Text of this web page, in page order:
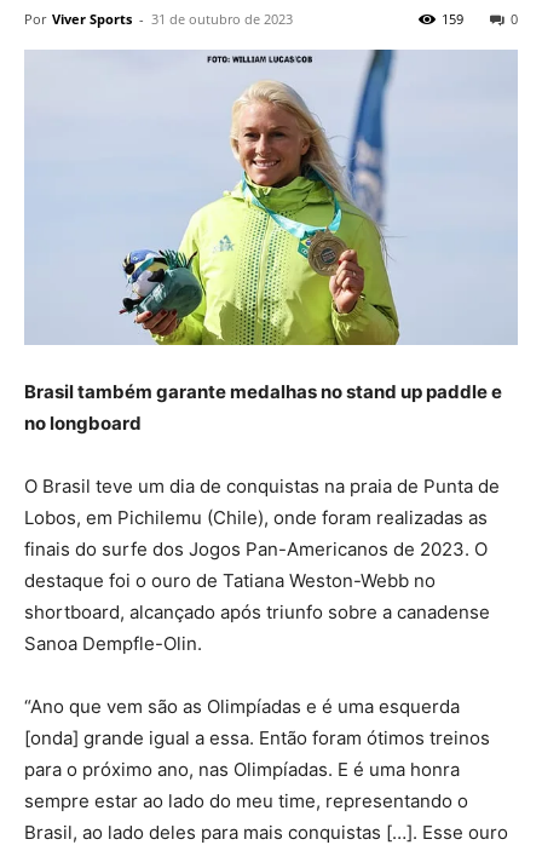
Por Viver Sports - 31 de outubro de 2023 0
159
Brasil também garante medalhas no stand up paddle e
no longboard
O Brasil teve um dia de conquistas na praia de Punta de
Lobos, em Pichilemu (Chile), onde foram realizadas as
finais do surfe dos Jogos Pan-Americanos de 2023. O
destaque foi o ouro de Tatiana Weston-Webb no
shortboard, alcançado após triunfo sobre a canadense
Sanoa Dempfle-Olin.
“Ano que vem são as Olimpíadas e é uma esquerda
[onda] grande igual a essa. Então foram ótimos treinos
para o próximo ano, nas Olimpíadas. E é uma honra
sempre estar ao lado do meu time, representando o
Brasil, ao lado deles para mais conquistas […]. Esse ouro